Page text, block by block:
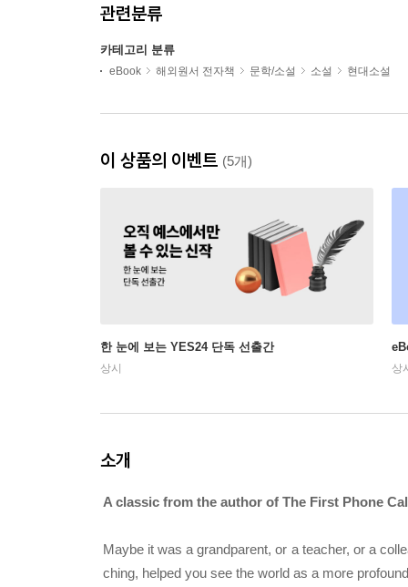
관련분류
카테고리 분류
eBook 해외원서 전자책 문학/소설 소설 현대소설
이 상품의 이벤트 (5개)
한 눈에 보는 YES24 단독 선출간
상시 상
소개
A classic from the author of The First Phone
Maybe it was a grandparent, or a teacher, or a
ching, helped you see the world as a more